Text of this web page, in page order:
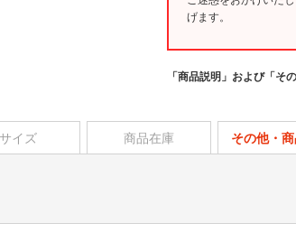
げます。
「商品説明」および「そ
サイズ 商品在庫 その他・